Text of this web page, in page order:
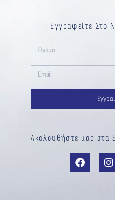
Εγγραφείτε Στο
Ακολουθήστε μας στα